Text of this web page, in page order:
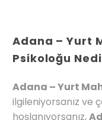
Adana – Yurt
Psikoloğu
Adana – Yurt
ilgileniyorsanız ve
hoşlanıyorsanız,